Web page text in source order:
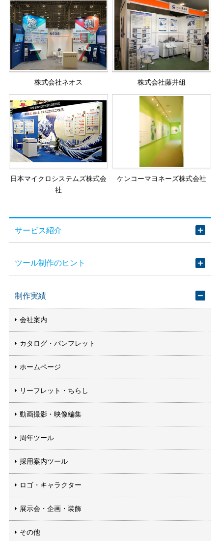
株式会社ネオス 株式会社藤井組
日本マイクロシステムズ株式会
社
ケンコーマヨネーズ株式会社
サービス紹介
ツール制作のヒント
制作実績
会社案内
カタログ・パンフレット
ホームページ
リーフレット・ちらし
動画撮影・映像編集
周年ツール
採用案内ツール
ロゴ・キャラクター
展示会・企画・装飾
その他